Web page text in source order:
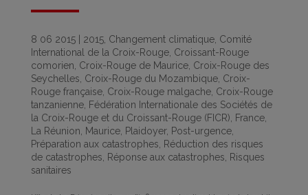
8 06 2015| 2015, Changement climatique, Comité
International de la Croix-Rouge, Croissant-Rouge
comorien Croix-Rouge de Maurice, Croix-Rouge des
Seychelles Croix-Rouge du Mozambique, Croix-
Rouge française, Croix-Rouge malgache, Croix-Rouge
tanzanienne, Fédération Internationale des Sociétés de
la Croix-Rouge et du Croissant-Rouge (FICR)
France,
La Réunion
Maurice, Plaidoyer, Post-urgence,
Préparation aux catastrophes
Réduction des risques
de catastrophes
Réponse aux catastrophes
Risques
sanitaires